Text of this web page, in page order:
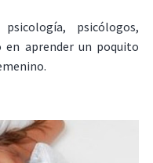
psicólogos,
en aprender un poquito